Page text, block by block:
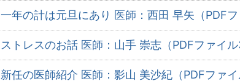
一年の計は元旦にあり 医師：西田 早矢（PDFフ
ストレスのお話 医師：山手 崇志（PDFファイル
新任の医師紹介 医師：影山 美沙紀（PDFファイ